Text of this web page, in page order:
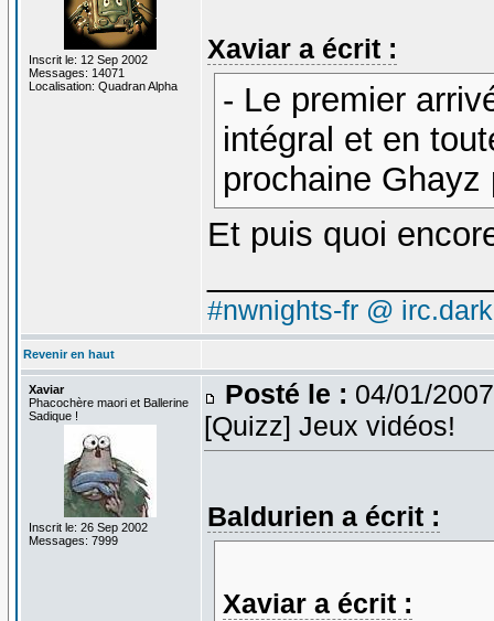
Inscrit le: 12 Sep 2002
Messages: 14071
Localisation: Quadran Alpha
Xaviar a écrit :
- Le premier
intégral et en
prochaine
Et puis quoi
#nwnights-fr @
Revenir en haut
Xaviar
Phacochère maori et Ballerine
Sadique !
Inscrit le: 26 Sep 2002
Messages: 7999
Posté le : 04/01/
[Quizz] Jeux vidéos!
Baldurien a écrit :
Xaviar a écrit :